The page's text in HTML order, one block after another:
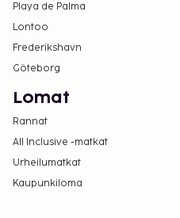
Playa de Palma
Lontoo
Frederikshavn
Göteborg
Lomat
Rannat
All Inclusive -matkat
Urheilumatkat
Kaupunkiloma